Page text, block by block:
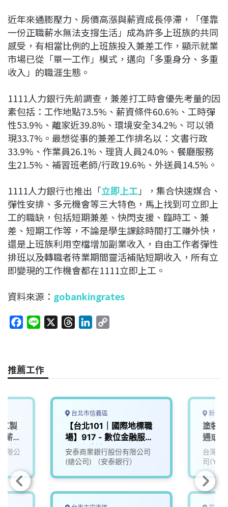
近年來通膨壓力、房價高漲與薪資成長停滯，「僅靠
一份正職薪水無法支撐生活」成為許多上班族的共同
感受，有相當比例的上班族投入兼差工作，顯示就業
市場已從「單一工作」模式，邁向「多重身分、多重
收入」的職涯生態。
1111人力銀行先前調查，兼差打工時會優先考量的因
素包括：工作地點73.5%、薪資條件60.6%、工時彈
性53.9%、離家近39.8%、環境安全34.2%、可以領
現33.7%。最想從事的兼差工作排名以：文書行政
33.9%、作業員26.1%、理貨人員24.0%、餐廳服務
生21.5%、補習班老師/行政19.6%、外送員14.5%。
1111人力銀行也推出「立即上工」，集合快速媒合、
彈性安排、多元機會等三大特色，馬上找到可立即上
工的職缺，包括短期兼差、快閃支援、臨時工、兼
差、短期工作等，不論是學生課餘時間打工賺外快，
還是上班族利用空檔增加副業收入，自由工作者彈性
排班以及轉職者待業期間靈活補貼短期收入，所有立
即變現的工作機會都在1111立即上工。
資料來源： gobankingrates
e
b
o
a
s
e
I
n
L
n
推薦工作
製
薪
輪
限公
台北市信義區
【台北101｜國際地標職
場】917 - 數位金融服務
發展規劃人員
安泰商業銀行股份有限公司
(總公司) （安泰銀行）
新竹
塗裝
通或
台灣山
司